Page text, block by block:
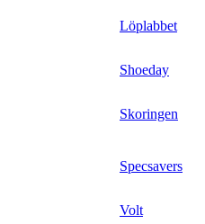
Löplabbet
Shoeday
Skoringen
Specsavers
Volt